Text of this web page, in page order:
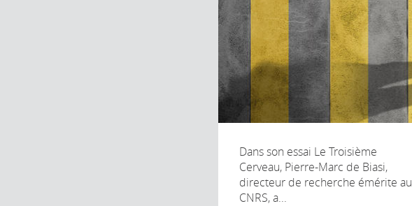
Dans son essai Le Troisième
Cerveau, Pierre-Marc de Biasi,
directeur de recherche émérite au
CNRS, a...